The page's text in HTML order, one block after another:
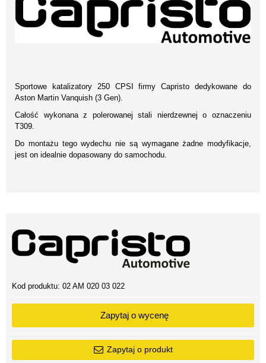
Sportowe katalizatory 250 CPSI firmy Capristo dedykowane do
Aston Martin Vanquish (3 Gen).
Całość wykonana z polerowanej stali nierdzewnej o oznaczeniu
T309.
Do montażu tego wydechu nie są wymagane żadne modyfikacje,
jest on idealnie dopasowany do samochodu.
Kod produktu: 02 AM 020 03 022
Zapytaj o wycenę
Zapytaj o produkt